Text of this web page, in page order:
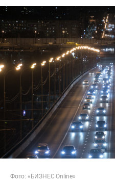
Фото: «БИЗНЕС Online»